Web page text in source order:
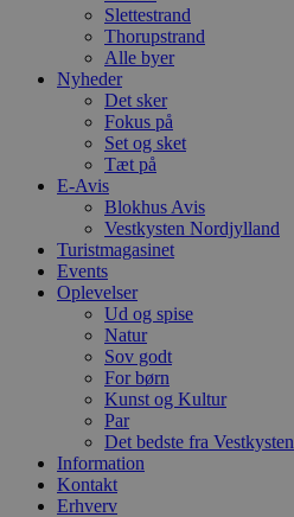
Slettestrand
Thorupstrand
Alle byer
Nyheder
Det sker
Fokus på
Set og sket
Tæt på
E-Avis
Blokhus Avis
Vestkysten Nordjylland
Turistmagasinet
Events
Oplevelser
Ud og spise
Natur
Sov godt
For børn
Kunst og Kultur
Par
Det bedste fra Vestkysten
Information
Kontakt
Erhverv